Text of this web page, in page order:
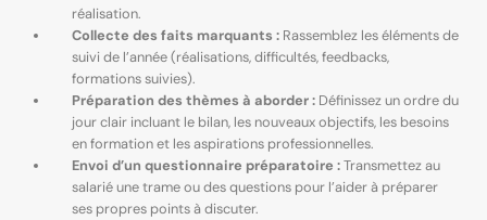
réalisation.
Collecte des faits marquants :Rassemblez les éléments de
suivi de l’année (réalisations, difficultés, feedbacks,
formations suivies).
Préparation des thèmes à aborder :Définissez un ordre du
jour clair incluant le bilan, les nouveaux objectifs, les besoins
en formation et les aspirations professionnelles.
Envoi d’un questionnaire préparatoire :Transmettez au
salarié une trame ou des questions pour l’aider à préparer
ses propres points à discuter.